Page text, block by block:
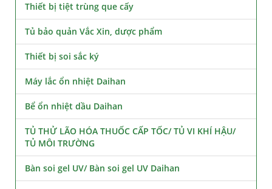
Thiết bị tiệt trùng que cấy
Tủ bảo quản Vắc Xin, dược phẩm
Thiết bị soi sắc ký
Máy lắc ổn nhiệt Daihan
Bể ổn nhiệt dầu Daihan
TỦ THỬ LÃO HÓA THUỐC CẤP TỐC/ TỦ VI KHÍ HẬU/
TỦ MÔI TRƯỜNG
Bàn soi gel UV/ Bàn soi gel UV Daihan